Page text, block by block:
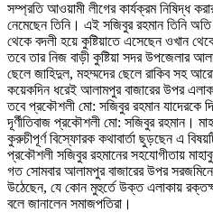
সম্প্রতি আওয়ামী লীগের কার্যক্রম নিষিদ্ধ
নেমেছেন তিনি। এই সজিবুর রহমান তিনি অতি
থেকে বদলী হয়ে কুষ্টিয়াতে এসেছেন ওখান
তবে তার নিজ বাড়ী কুষ্টিয়া সদর উপজেলার
ছেলে জাহিদুল, মহম্মদের ছেলে রাকিব সহ
কয়েকদিন ধরেই আলামপুর বাজারের উপর
তবে প্রকৌশলী মো: সজিবুর রহমান যাদেরকে
দূর্ণীতিবাজ প্রকৌশলী মো: সজিবুর রহমান।
কুরুচীপূর্ণ বিস্ফোরক কথাবার্তা ছুড়ছেন এ
প্রকৌশলী সজিবুর রহমানের সহযোগীতায়
গত সোমবার আলামপুর বাজারের উপর
উঠেছেন, যে কোন মুহুর্তে উক্ত এলাকায়
বলে জানালেন সমাজপতিরা।